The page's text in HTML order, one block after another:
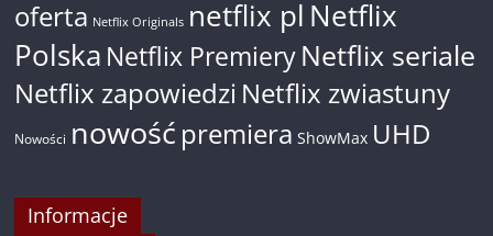
oferta Netflix Originals netflix pl Netflix
Polska Netflix PremieryNetflix seriale
Netflix zapowiedzi Netflix zwiastuny
Nowości nowość premiera ShowMax UHD
Informacje